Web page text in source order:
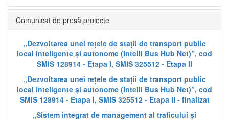
Comunicat de presă proiecte
„Dezvoltarea unei rețele de stații de transport public
local inteligente și autonome (Intelli Bus Hub Net)”, cod
SMIS 128914 - Etapa I, SMIS 325512 - Etapa II
„Dezvoltarea unei rețele de stații de transport public
local inteligente și autonome (Intelli Bus Hub Net)”, cod
SMIS 128914 - Etapa I, SMIS 325512 - Etapa II - finalizat
„Sistem integrat de management al traficului și